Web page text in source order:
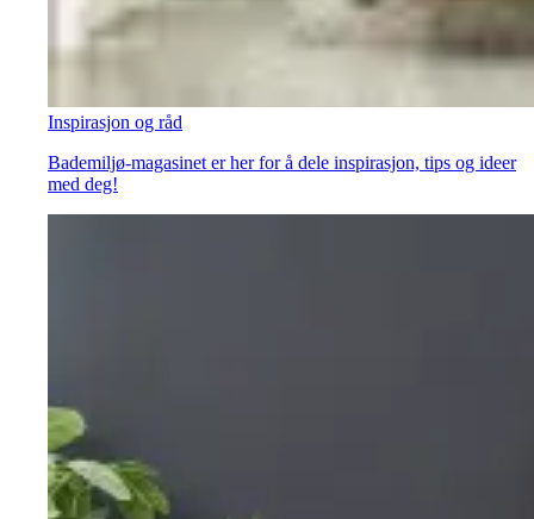
Inspirasjon og råd
Bademiljø-magasinet er her for å dele inspirasjon, tips og ideer
med deg!